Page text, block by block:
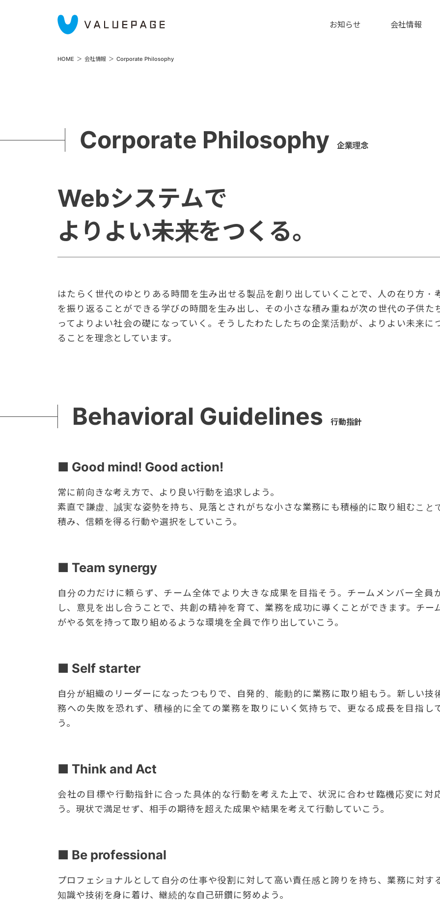
お知らせ 会社情報
HOME 会社情報 Corporate Philosophy
Corporate Philosophy 企業理念
Webシステムで
よりよい未来をつくる。
はたらく世代のゆとりある時間を生み出せる製品を創り出していくことで、人の在り方・
を振り返ることができる学びの時間を生み出し、その小さな積み重ねが次の世代の子供た
ってよりよい社会の礎になっていく。そうしたわたしたちの企業活動が、よりよい未来に
ることを理念としています。
Behavioral Guidelines 行動指針
■ Good mind! Good action!
常に前向きな考え方で、より良い行動を追求しよう。
素直で謙虚、誠実な姿勢を持ち、見落とされがちな小さな業務にも積極的に取り組むこと
積み、信頼を得る行動や選択をしていこう。
■ Team synergy
自分の力だけに頼らず、チーム全体でより大きな成果を目指そう。チームメンバー全員
し、意見を出し合うことで、共創の精神を育て、業務を成功に導くことができます。チー
がやる気を持って取り組めるような環境を全員で作り出していこう。
■ Self starter
自分が組織のリーダーになったつもりで、自発的、能動的に業務に取り組もう。新しい技
務への失敗を恐れず、積極的に全ての業務を取りにいく気持ちで、更なる成長を目指し
う。
■ Think and Act
会社の目標や行動指針に合った具体的な行動を考えた上で、状況に合わせ臨機応変に対
う。現状で満足せず、相手の期待を超えた成果や結果を考えて行動していこう。
■ Be professional
プロフェショナルとして自分の仕事や役割に対して高い責任感と誇りを持ち、業務に対す
知識や技術を身に着け、継続的な自己研鑽に努めよう。